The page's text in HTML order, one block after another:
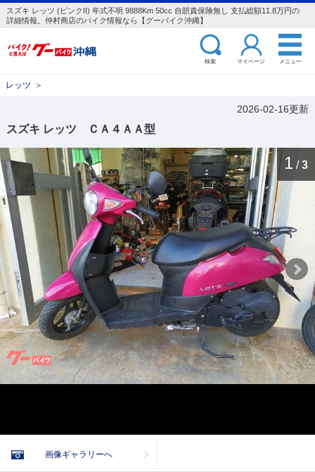
スズキ レッツ (ピンクII) 年式不明 9888Km 50cc 自賠責保険無し 支払総額11.8万円の
詳細情報。仲村商店のバイク情報なら【グーバイク沖縄】
検索 マイページ メニュー
レッツ ＞
2026-02-16更新
スズキ レッツ ＣＡ４ＡＡ型
1 / 3
画像ギャラリーへ